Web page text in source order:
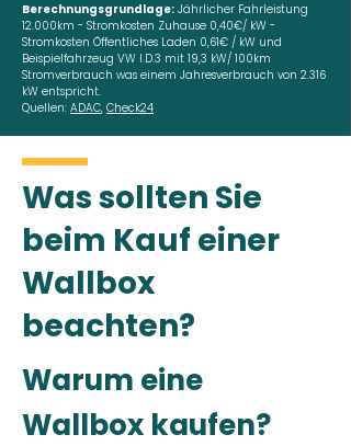
Berechnungsgrundlage: Jährlicher Fahrleistung
12.000km - Stromkosten Zuhause 0,40€/ kW -
Stromkosten Öffentliches Laden 0,61€ / kW und
Beispielfahrzeug VW I.D.3 mit 19,3 kW/ 100km
Stromverbrauch was einem Jahresverbrauch von 2.316
kW entspricht.
Quellen: ADAC, Check24
Was sollten Sie
beim Kauf einer
Wallbox
beachten?
Warum eine
Wallbox kaufen?